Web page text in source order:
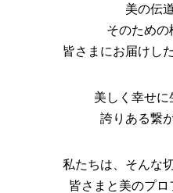
美の伝
そのための
皆さまにお届けし
美しく幸せに
誇りある繋
私たちは、そんな
皆さまと美のプ